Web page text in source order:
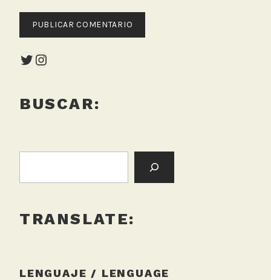
Twitter
Instagram
BUSCAR:
TRANSLATE:
LENGUAJE / LENGUAGE